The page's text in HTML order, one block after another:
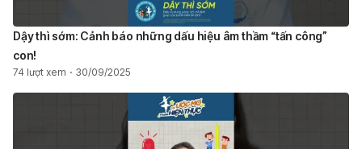
Dậy thì sớm: Cảnh báo những dấu hiệu âm thầm “tấn công”
con!
74 lượt xem 30/09/2025